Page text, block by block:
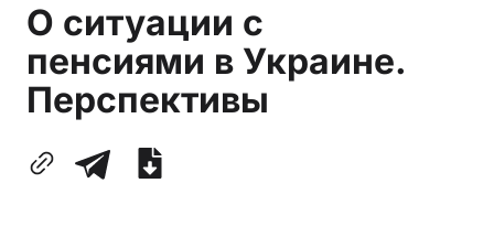
О ситуации с
пенсиями в Украине.
Перспективы